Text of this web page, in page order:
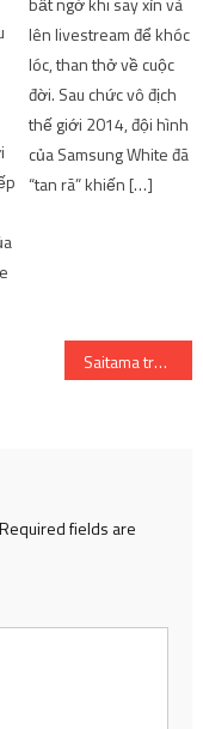
lên livestream để khóc
lóc, than thở về cuộc
đời. Sau chức vô địch
thế giới 2014, đội hình
của Samsung White đã
“tan rã” khiến […]
Saitama trở lại, One Punch Man Season 3 được công bố
Required fields are